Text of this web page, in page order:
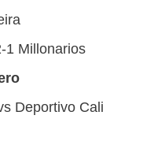
1 Millonarios
Deportivo Cali